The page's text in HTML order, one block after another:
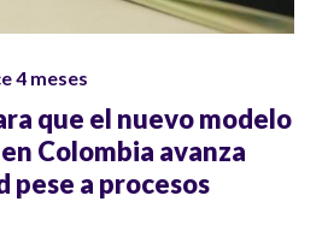
4 meses
que el nuevo modelo
Colombia avanza
pese a procesos